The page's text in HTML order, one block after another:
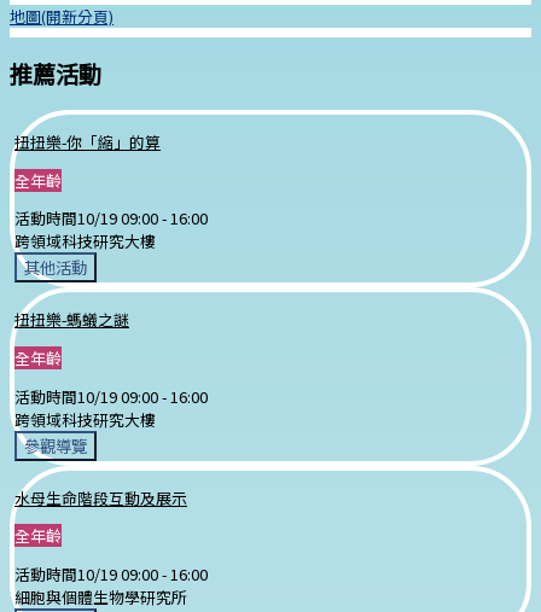
地圖(開新分頁)
推薦活動
扭扭樂-你「縮」的算
全年齡
活動時間10/19 09:00 -16:00
跨領域科技研究大樓
其他活動
扭扭樂-螞蟻之謎
全年齡
活動時間10/19 09:00 -16:00
跨領域科技研究大樓
參觀導覽
水母生命階段互動及展示
全年齡
活動時間10/19 09:00 -16:00
細胞與個體生物學研究所